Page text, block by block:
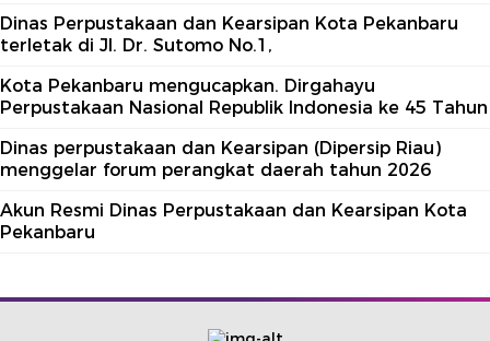
Dinas Perpustakaan dan Kearsipan Kota Pekanbaru
terletak di Jl. Dr. Sutomo No.1,
Kota Pekanbaru mengucapkan. Dirgahayu
Perpustakaan Nasional Republik Indonesia ke 45 Tahun
Dinas perpustakaan dan Kearsipan (Dipersip Riau)
menggelar forum perangkat daerah tahun 2026
Akun Resmi Dinas Perpustakaan dan Kearsipan Kota
Pekanbaru